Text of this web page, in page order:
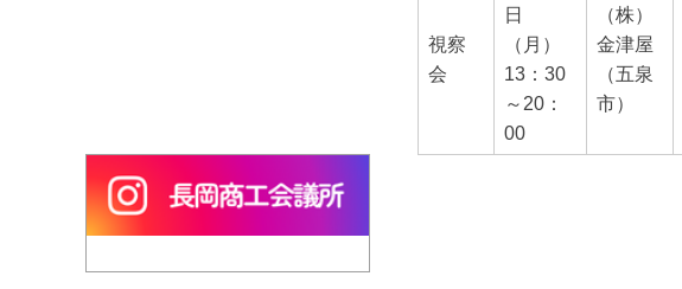
視察
会
日
（月）
13：30
～20：
00
（株）
金津屋
（五泉
市）